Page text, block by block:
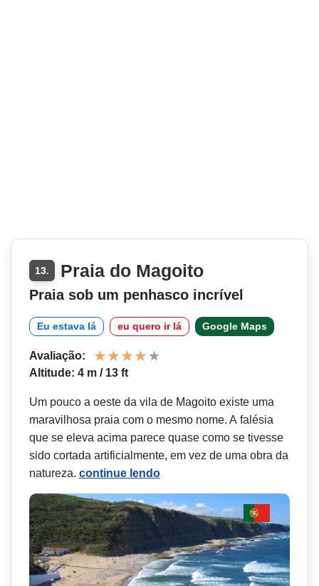
13. Praia do Magoito
Praia sob um penhasco incrível
Eu estava lá eu quero ir lá Google Maps
Avaliação:
Altitude: 4 m / 13 ft
Um pouco a oeste da vila de Magoito existe uma
maravilhosa praia com o mesmo nome. A falésia
que se eleva acima parece quase como se tivesse
sido cortada artificialmente, em vez de uma obra da
natureza. continue lendo